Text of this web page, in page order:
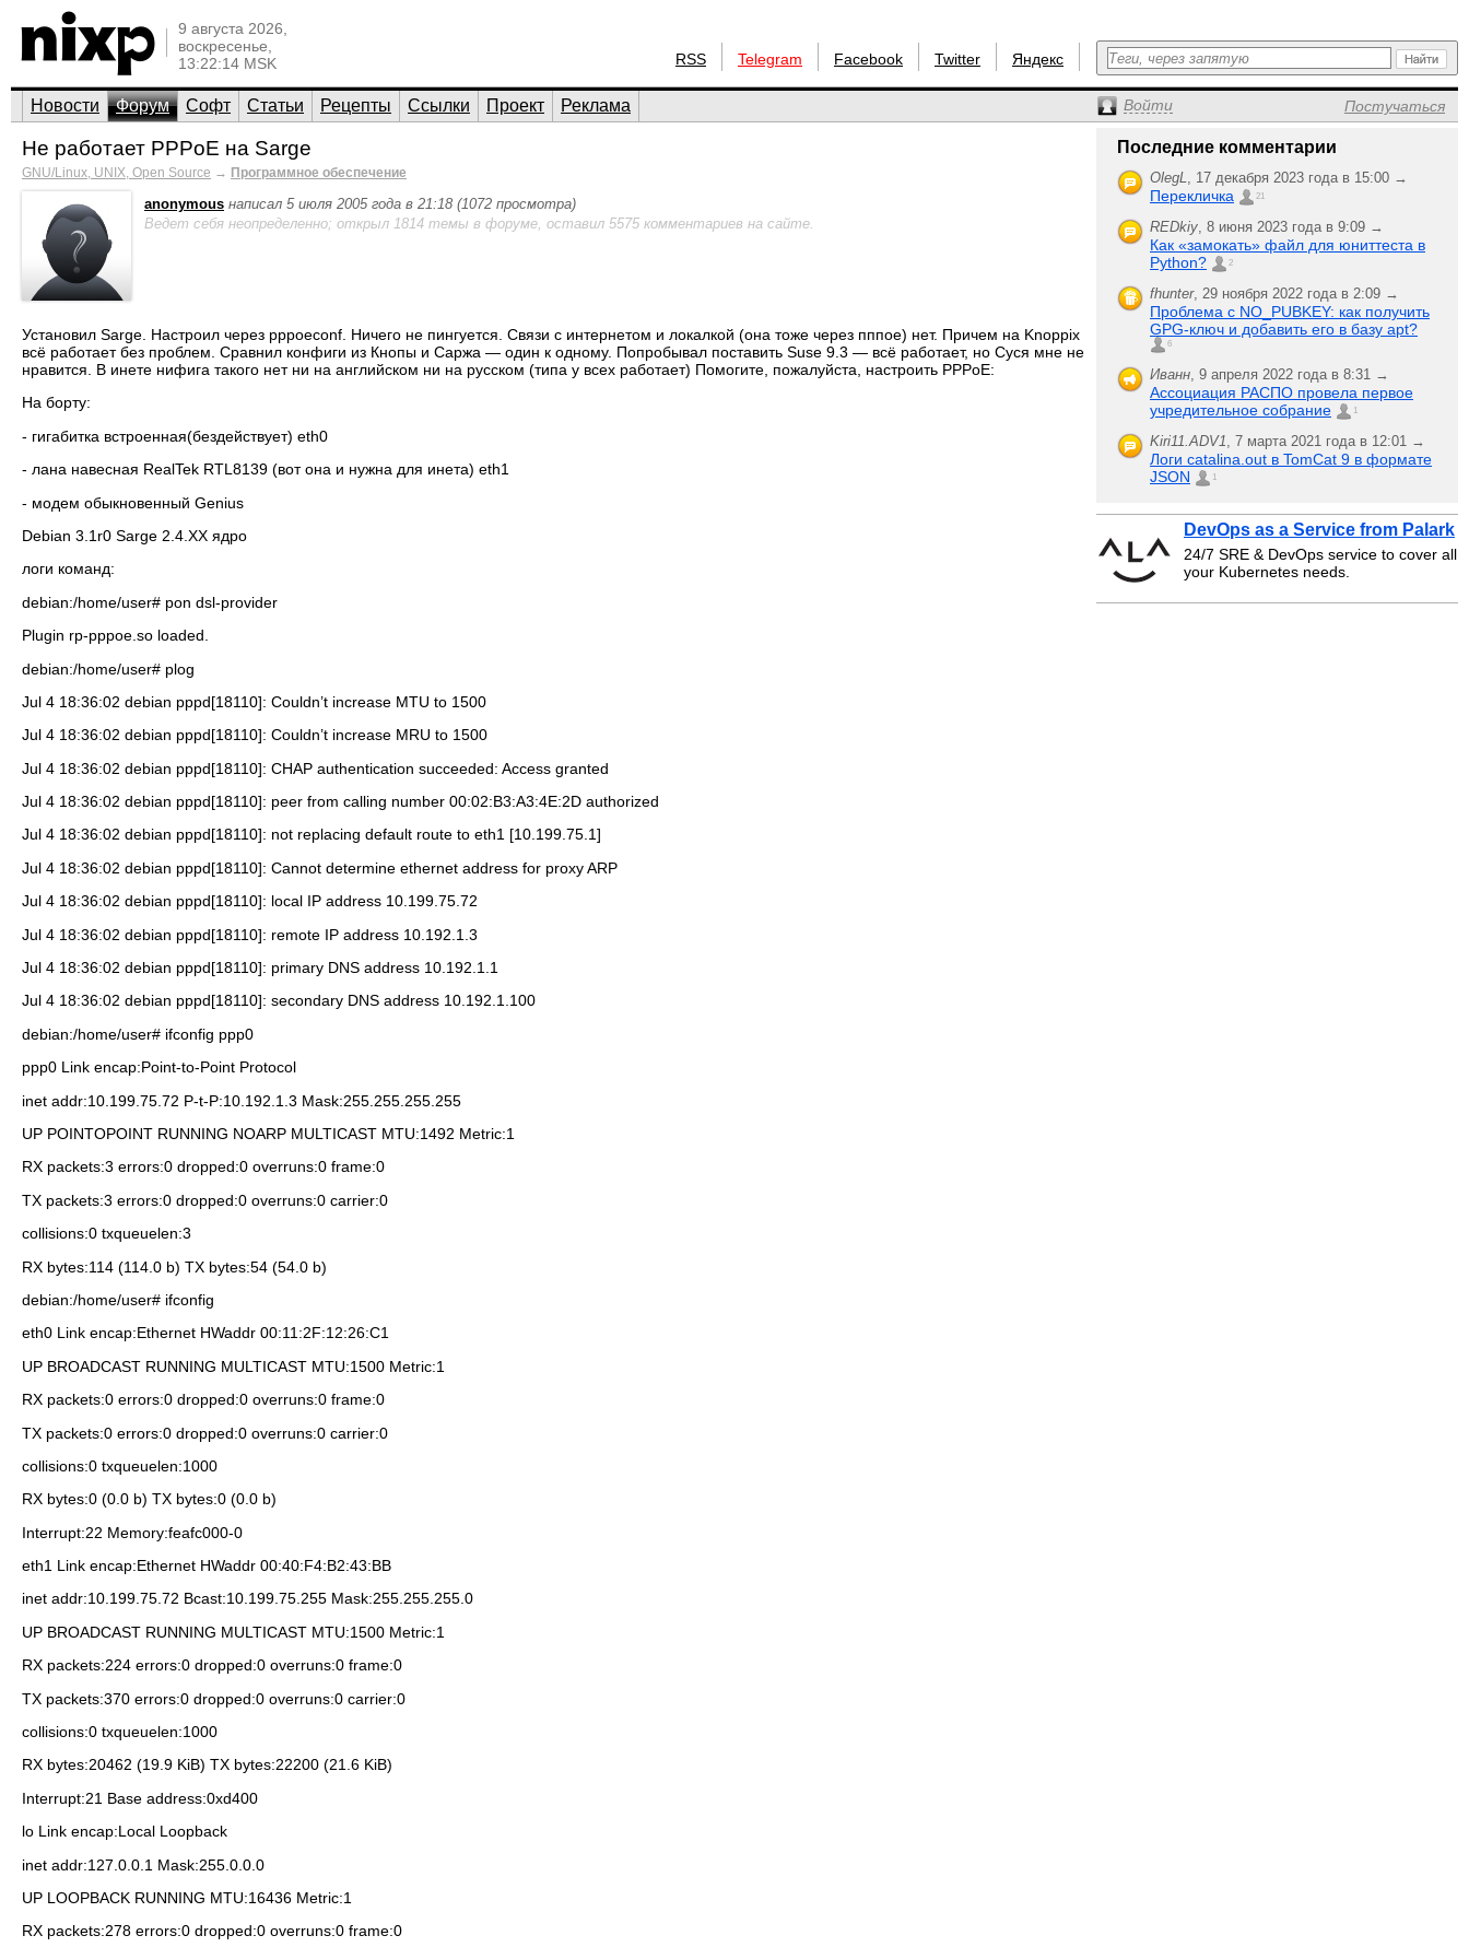
9 августа 2026,
воскресенье,
13:22:14 MSK
RSS Telegram Facebook Twitter Яндекс
Новости Форум Софт Статьи Рецепты Ссылки Проект Реклама Войти Постучаться
Не работает PPPoE на Sarge
GNU/Linux, UNIX, Open Source → Программное обеспечение
anonymous написал 5 июля 2005 года в 21:18 (1072 просмотра)
Ведет себя неопределенно; открыл 1814 темы в форуме, оставил 5575 комментариев на сайте.
Установил Sarge. Настроил через pppoeconf. Ничего не пингуется. Связи с интернетом и локалкой (она тоже через пппое) нет. Причем на Knoppix
всё работает без проблем. Сравнил конфиги из Кнопы и Саржа — один к одному. Попробывал поставить Suse 9.3 — всё работает, но Суся мне не
нравится. В инете нифига такого нет ни на английском ни на русском (типа у всех работает) Помогите, пожалуйста, настроить PPPoE:
На борту:
- гигабитка встроенная(бездействует) eth0
- лана навесная RealTek RTL8139 (вот она и нужна для инета) eth1
- модем обыкновенный Genius
Debian 3.1r0 Sarge 2.4.XX ядро
логи команд:
debian:/home/user# pon dsl-provider
Plugin rp-pppoe.so loaded.
debian:/home/user# plog
Jul 4 18:36:02 debian pppd[18110]: Couldn’t increase MTU to 1500
Jul 4 18:36:02 debian pppd[18110]: Couldn’t increase MRU to 1500
Jul 4 18:36:02 debian pppd[18110]: CHAP authentication succeeded: Access granted
Jul 4 18:36:02 debian pppd[18110]: peer from calling number 00:02:B3:A3:4E:2D authorized
Jul 4 18:36:02 debian pppd[18110]: not replacing default route to eth1 [10.199.75.1]
Jul 4 18:36:02 debian pppd[18110]: Cannot determine ethernet address for proxy ARP
Jul 4 18:36:02 debian pppd[18110]: local IP address 10.199.75.72
Jul 4 18:36:02 debian pppd[18110]: remote IP address 10.192.1.3
Jul 4 18:36:02 debian pppd[18110]: primary DNS address 10.192.1.1
Jul 4 18:36:02 debian pppd[18110]: secondary DNS address 10.192.1.100
debian:/home/user# ifconfig ppp0
ppp0 Link encap:Point-to-Point Protocol
inet addr:10.199.75.72 P-t-P:10.192.1.3 Mask:255.255.255.255
UP POINTOPOINT RUNNING NOARP MULTICAST MTU:1492 Metric:1
RX packets:3 errors:0 dropped:0 overruns:0 frame:0
TX packets:3 errors:0 dropped:0 overruns:0 carrier:0
collisions:0 txqueuelen:3
RX bytes:114 (114.0 b) TX bytes:54 (54.0 b)
debian:/home/user# ifconfig
eth0 Link encap:Ethernet HWaddr 00:11:2F:12:26:C1
UP BROADCAST RUNNING MULTICAST MTU:1500 Metric:1
RX packets:0 errors:0 dropped:0 overruns:0 frame:0
TX packets:0 errors:0 dropped:0 overruns:0 carrier:0
collisions:0 txqueuelen:1000
RX bytes:0 (0.0 b) TX bytes:0 (0.0 b)
Interrupt:22 Memory:feafc000-0
eth1 Link encap:Ethernet HWaddr 00:40:F4:B2:43:BB
inet addr:10.199.75.72 Bcast:10.199.75.255 Mask:255.255.255.0
UP BROADCAST RUNNING MULTICAST MTU:1500 Metric:1
RX packets:224 errors:0 dropped:0 overruns:0 frame:0
TX packets:370 errors:0 dropped:0 overruns:0 carrier:0
collisions:0 txqueuelen:1000
RX bytes:20462 (19.9 KiB) TX bytes:22200 (21.6 KiB)
Interrupt:21 Base address:0xd400
lo Link encap:Local Loopback
inet addr:127.0.0.1 Mask:255.0.0.0
UP LOOPBACK RUNNING MTU:16436 Metric:1
RX packets:278 errors:0 dropped:0 overruns:0 frame:0
Последние комментарии
OlegL, 17 декабря 2023 года в 15:00 →
Перекличка 21
REDkiy, 8 июня 2023 года в 9:09 →
Как «замокать» файл для юниттеста в
Python?
2
fhunter, 29 ноября 2022 года в 2:09 →
Проблема с NO_PUBKEY: как получить
GPG-ключ и добавить его в базу apt?
6
Иванн, 9 апреля 2022 года в 8:31 →
Ассоциация РАСПО провела первое
учредительное собрание
1
Kiri11.ADV1, 7 марта 2021 года в 12:01 →
Логи catalina.out в TomCat 9 в формате
JSON
1
DevOps as a Service from Palark
24/7 SRE & DevOps service to cover all
your Kubernetes needs.